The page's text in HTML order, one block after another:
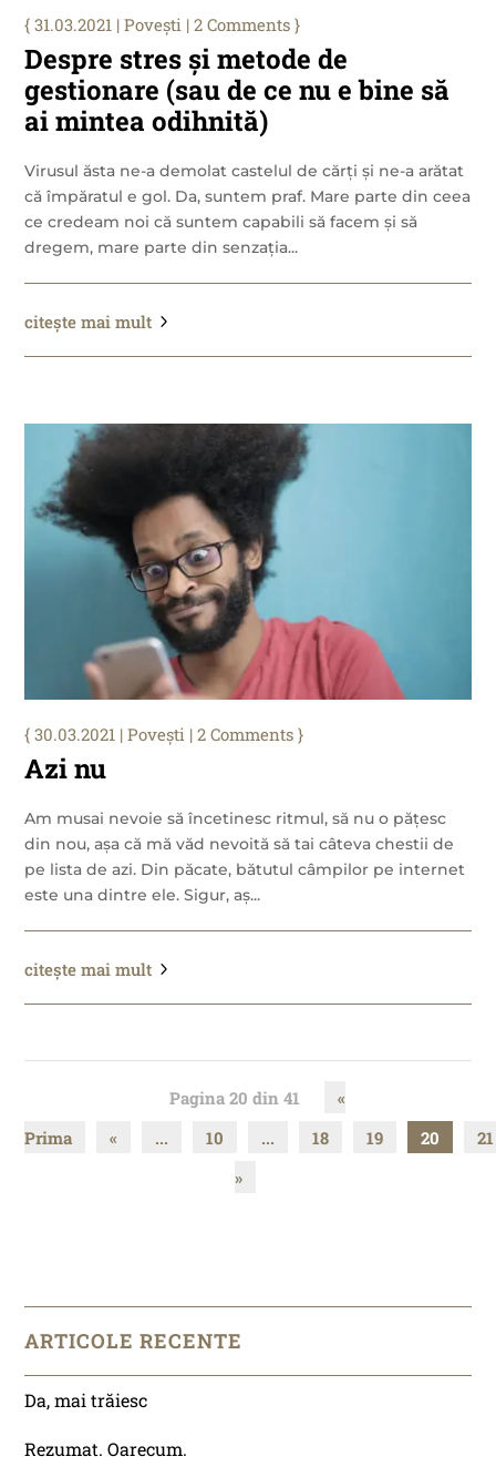
Despre stres și metode de
gestionare (sau de ce nu e bine să
ai mintea odihnită)
31.03.2021 |Povești | 2 Comments
Virusul ăsta ne-a demolat castelul de cărți și ne-a arătat
că împăratul e gol. Da, suntem praf. Mare parte din ceea
ce credeam noi că suntem capabili să facem și să
dregem, mare parte din senzația...
citește mai mult
Azi nu
30.03.2021 |Povești | 2 Comments
Am musai nevoie să încetinesc ritmul, să nu o pățesc
din nou, așa că mă văd nevoită să tai câteva chestii de
pe lista de azi. Din păcate, bătutul câmpilor pe internet
este una dintre ele. Sigur, aș...
citește mai mult
Pagina 20 din 41
«
Prima
« ... 10 ... 18 19 20
21
»
ARTICOLE RECENTE
Da, mai trăiesc
Rezumat. Oarecum.